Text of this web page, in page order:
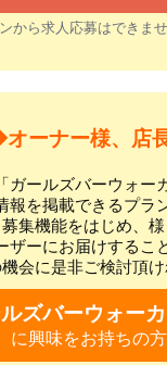
から求人応募はできませ
ーナー様、店
ガールズバーウォー
報を掲載できるプラ
集機能をはじめ、
ザーにお届けするこ
会に是非ご検討頂け
ズバーウォー
に興味をお持ちの